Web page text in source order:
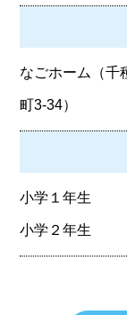
なごホーム（千
町3-34）
小学１年生
小学２年生